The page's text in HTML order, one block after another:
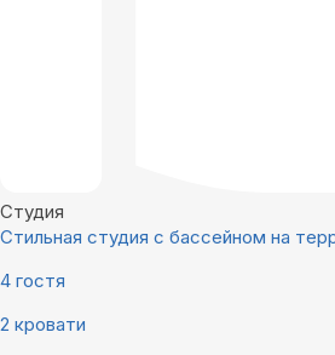
Студия
Стильная студия с бассейном на
4 гостя
2 кровати